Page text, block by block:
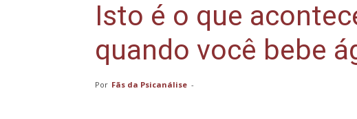
Isto é o que
quando você bebe
Por Fãs da Psicanálise -